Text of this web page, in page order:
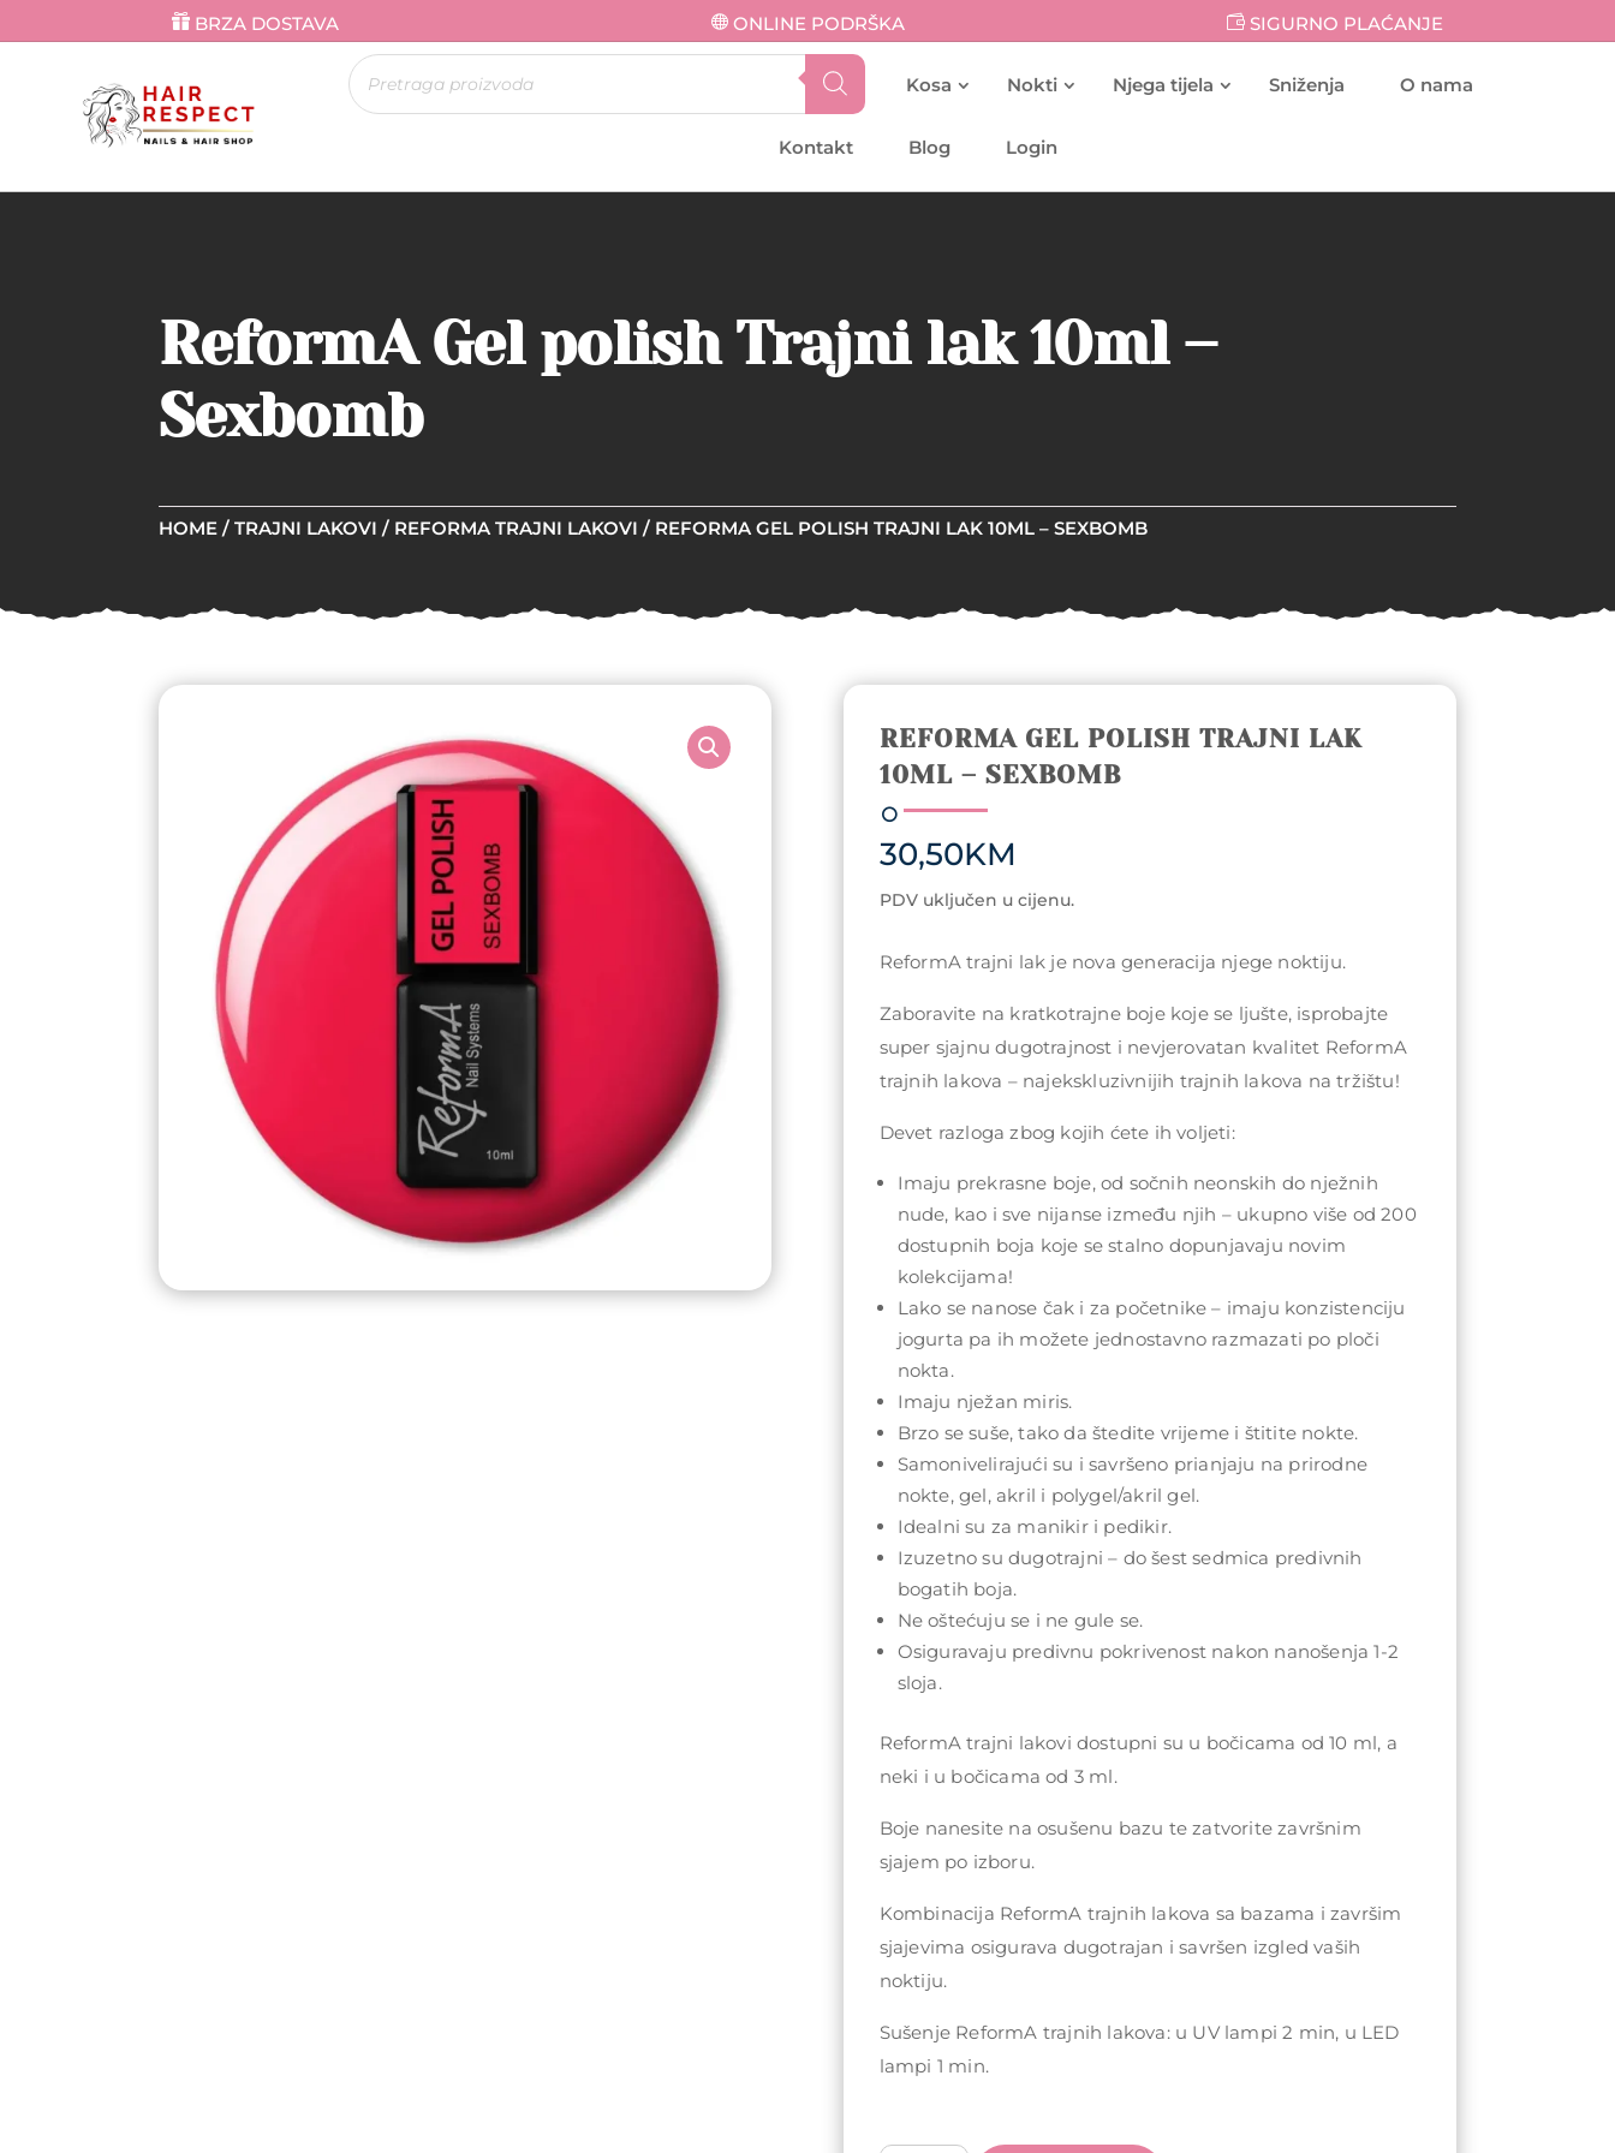
BRZA DOSTAVA ONLINE PODRŠKA SIGURNO PLAĆANJE
Products
search Kosa Nokti Njega tijela Sniženja O nama
Kontakt Blog Login
ReformA Gel polish Trajni lak 10ml –
Sexbomb
HOME / TRAJNI LAKOVI / REFORMA TRAJNI LAKOVI / REFORMA GEL POLISH TRAJNI LAK 10ML – SEXBOMB
REFORMA GEL POLISH TRAJNI LAK
10ML – SEXBOMB
30,50KM
PDV uključen u cijenu.
ReformA trajni lak je nova generacija njege noktiju.
Zaboravite na kratkotrajne boje koje se ljušte, isprobajte
super sjajnu dugotrajnost i nevjerovatan kvalitet ReformA
trajnih lakova – najekskluzivnijih trajnih lakova na tržištu!
Devet razloga zbog kojih ćete ih voljeti:
Imaju prekrasne boje, od sočnih neonskih do nježnih
nude, kao i sve nijanse između njih – ukupno više od 200
dostupnih boja koje se stalno dopunjavaju novim
kolekcijama!
Lako se nanose čak i za početnike – imaju konzistenciju
jogurta pa ih možete jednostavno razmazati po ploči
nokta.
Imaju nježan miris.
Brzo se suše, tako da štedite vrijeme i štitite nokte.
Samonivelirajući su i savršeno prianjaju na prirodne
nokte, gel, akril i polygel/akril gel.
Idealni su za manikir i pedikir.
Izuzetno su dugotrajni – do šest sedmica predivnih
bogatih boja.
Ne oštećuju se i ne gule se.
Osiguravaju predivnu pokrivenost nakon nanošenja 1-2
sloja.
ReformA trajni lakovi dostupni su u bočicama od 10 ml, a
neki i u bočicama od 3 ml.
Boje nanesite na osušenu bazu te zatvorite završnim
sjajem po izboru.
Kombinacija ReformA trajnih lakova sa bazama i završim
sjajevima osigurava dugotrajan i savršen izgled vaših
noktiju.
Sušenje ReformA trajnih lakova: u UV lampi 2 min, u LED
lampi 1 min.